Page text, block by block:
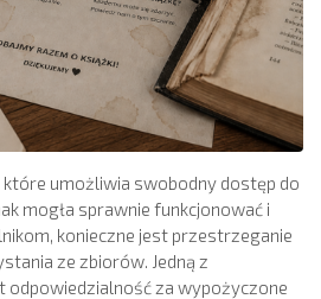
które umożliwia swobodny dostęp do
mogła sprawnie funkcjonować i
konieczne jest przestrzeganie
ze zbiorów. Jedną z
odpowiedzialność za wypożyczone